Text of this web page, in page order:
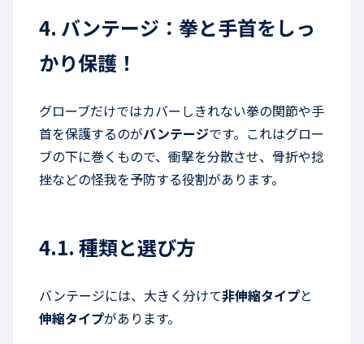
4. バンテージ：拳と手首をしっ
かり保護！
グローブだけではカバーしきれない拳の関節や手
首を保護するのがバンテージです。これはグロー
ブの下に巻くもので、衝撃を分散させ、骨折や捻
挫などの怪我を予防する役割があります。
4.1. 種類と選び方
バンテージには、大きく分けて非伸縮タイプと
伸縮タイプがあります。